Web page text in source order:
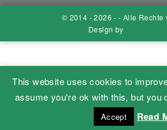
© 2014 - 2026 - - Alle Rechte
Design by
This website uses cookies to
assume you're ok with this, but you
Accept Read